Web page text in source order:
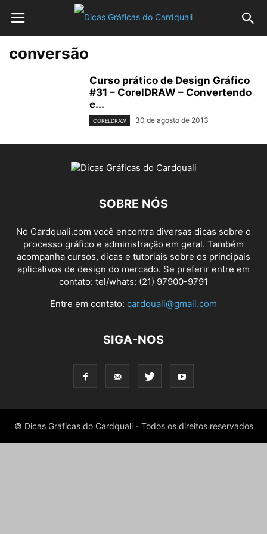
conversão
Curso prático de Design Gráfico
#31 – CorelDRAW – Convertendo
e...
CORELDRAW 30 de agosto de 2013
SOBRE NÓS
No Cardquali.com você encontra diversas dicas sobre o
processo gráfico e administração em geral. Também
acompanha cursos, dicas e tutoriais sobre os principais
aplicativos de design do mercado. Se preferir entre em
contato: tel/whats: (21) 97900-9791
Entre em contato: cardquali@gmail.com
SIGA-NOS
© Dicas Gráficas do Cardquali - Todos os direitos reservados